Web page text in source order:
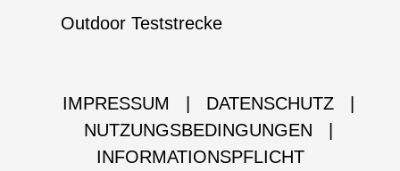
Outdoor Teststrecke
IMPRESSUM DATENSCHUTZ
NUTZUNGSBEDINGUNGEN
INFORMATIONSPFLICHT